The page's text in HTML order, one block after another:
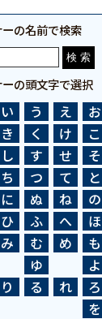
の名前で検索
の頭文字で選択
い う え
お
き く け
こ
し す せ
そ
ち つ て
と
に ぬ ね
の
ひ ふ へ
ほ
み む め
も
ゆ
よ
り る れ
ろ
を